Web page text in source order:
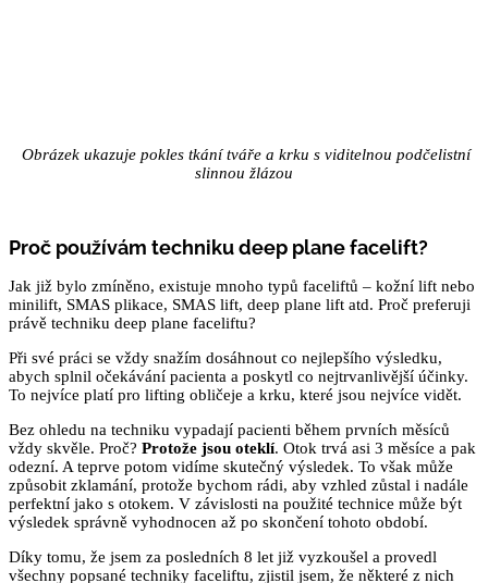
Obrázek ukazuje pokles tkání tváře a krku s viditelnou podčelistní
slinnou žlázou
Proč používám techniku deep plane facelift?
Jak již bylo zmíněno, existuje mnoho typů faceliftů – kožní lift nebo
minilift, SMAS plikace, SMAS lift, deep plane lift atd. Proč preferuji
právě techniku ​​deep plane faceliftu?
Při své práci se vždy snažím dosáhnout co nejlepšího výsledku,
abych splnil očekávání pacienta a poskytl co nejtrvanlivější účinky.
To nejvíce platí pro lifting obličeje a krku, které jsou nejvíce vidět.
Bez ohledu na techniku vypadají pacienti během prvních měsíců
vždy skvěle. Proč? Protože jsou oteklí. Otok trvá asi 3 měsíce a pak
odezní. A teprve potom vidíme skutečný výsledek. To však může
způsobit zklamání, protože bychom rádi, aby vzhled zůstal i nadále
perfektní jako s otokem. V závislosti na použité technice může být
výsledek správně vyhodnocen až po skončení tohoto období.
Díky tomu, že jsem za posledních 8 let již vyzkoušel a provedl
všechny popsané techniky faceliftu, zjistil jsem, že některé z nich